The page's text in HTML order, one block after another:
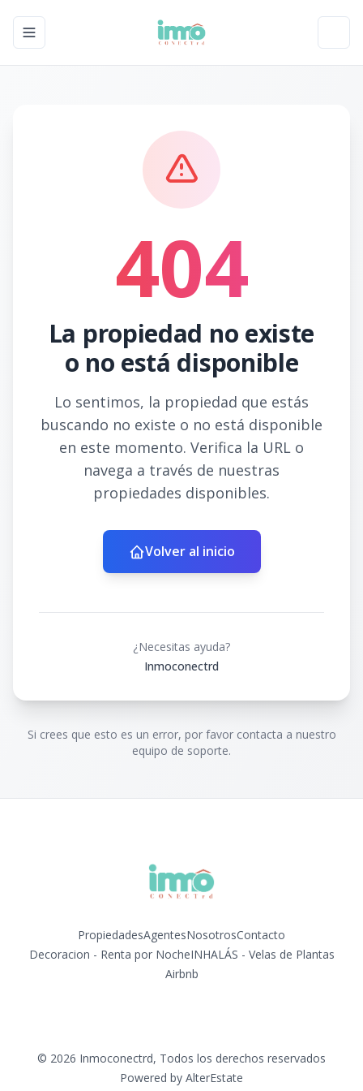
Toggle navigation menu
404
La propiedad no existe
o no está disponible
Lo sentimos, la propiedad que estás
buscando no existe o no está disponible
en este momento. Verifica la URL o
navega a través de nuestras
propiedades disponibles.
Volver al inicio
¿Necesitas ayuda?
Inmoconectrd
Si crees que esto es un error, por favor contacta a nuestro
equipo de soporte.
PropiedadesAgentesNosotrosContacto
Decoracion - Renta por NocheINHALÁS - Velas de Plantas
Airbnb
© 2026 Inmoconectrd, Todos los derechos reservados
Powered by AlterEstate